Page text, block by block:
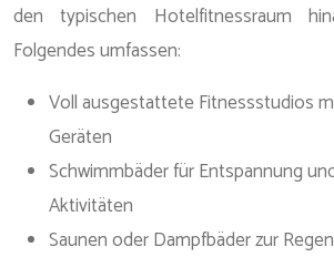
den typischen Hotelfitnessraum
Folgendes umfassen:
Voll ausgestattete Fitnessstudios
Geräten
Schwimmbäder für Entspannung
Aktivitäten
Saunen oder Dampfbäder zur